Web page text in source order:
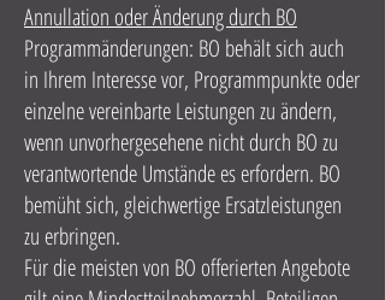
Annullation oder Änderung durch BO
Programmänderungen: BO behält sich auch
in Ihrem Interesse vor, Programmpunkte oder
einzelne vereinbarte Leistungen zu ändern,
wenn unvorhergesehene nicht durch BO zu
verantwortende Umstände es erfordern. BO
bemüht sich, gleichwertige Ersatzleistungen
zu erbringen.
Für die meisten von BO offerierten Angebote